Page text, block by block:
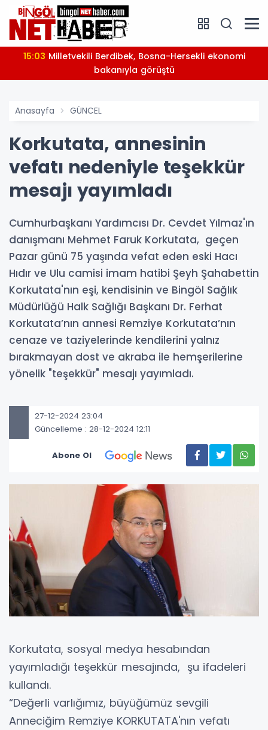
15:03
bakanıyla görüştü
Anasayfa GÜNCEL
Korkutata, annesinin
vefatı nedeniyle teşekkür
mesajı yayımladı
Cumhurbaşkanı Yardımcısı Dr. Cevdet Yılmaz'ın
danışmanı Mehmet Faruk Korkutata, geçen
Pazar günü 75 yaşında vefat eden eski Hacı
Hıdır ve Ulu camisi imam hatibi Şeyh Şahabettin
Korkutata'nın eşi, kendisinin ve Bingöl Sağlık
Müdürlüğü Halk Sağlığı Başkanı Dr. Ferhat
Korkutata’nın annesi Remziye Korkutata’nın
cenaze ve taziyelerinde kendilerini yalnız
bırakmayan dost ve akraba ile hemşerilerine
yönelik "teşekkür" mesajı yayımladı.
27-12-2024 23:04
Güncelleme : 28-12-2024 12:11
Abone Ol
Korkutata, sosyal medya hesabından
yayımladığı teşekkür mesajında, şu ifadeleri
kullandı.
“Değerli varlığımız, büyüğümüz sevgili
Anneciğim Remziye KORKUTATA'nın vefatı